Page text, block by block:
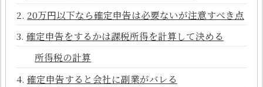
20万円以下なら確定申告は必要ないが注意すべき点
確定申告をするかは課税所得を計算して決める
所得税の計算
確定申告すると会社に副業がバレる